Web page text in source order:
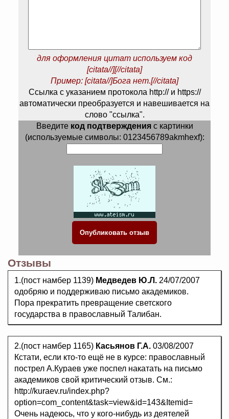
для оформления цитат используем код
[citata//][//citata]
Пример: [citata//]Бога нет.[//citata]
Ссылка с указанием протокола http:// и https://
автоматически преобразуется и навешивается на
слово "ссылка".
Введите код подтвержденияс картинки
(используемые символы: 0123456789akmhexf):
Отзывы
1.(пост намбер 1139) Медведев Ю.Л. 24/07/2007
одобряю и поддерживаю письмо академиков.
Пора прекратить превращение светского
государства в православный Талибан.
2.(пост намбер 1165) Касьянов Г.А. 03/08/2007
Кстати, если кто-то ещё не в курсе: православный
пострел А.Кураев уже поспел накатать на письмо
академиков свой критический отзыв. См.:
http://kuraev.ru/index.php?
option=com_content&task=view&id=143&Itemid=
Очень надеюсь, что у кого-нибудь из деятелей